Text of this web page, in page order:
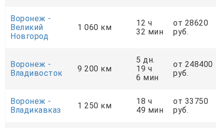
Воронеж -
Великий
Новгород
1 060 км
12 ч
32 мин
от 28620
руб.
Воронеж -
Владивосток
9 200 км
5 дн.
19 ч
6 мин
от 248400
руб.
Воронеж -
Владикавказ
1 250 км
18 ч
49 мин
от 33750
руб.